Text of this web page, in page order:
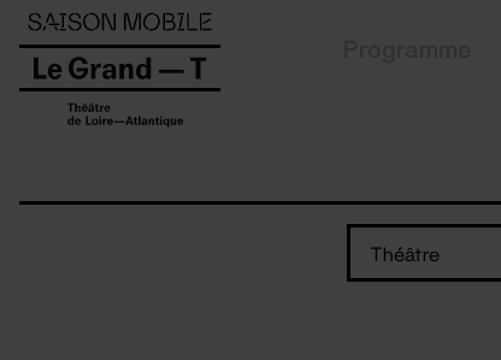
Théâtre
Panneau de gestion des cookies